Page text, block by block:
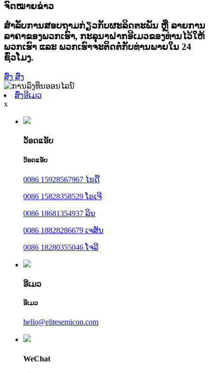
ຈົດໝາຍຂ່າວ
ສຳລັບການສອບຖາມກ່ຽວກັບຜະລິດຕະພັນ ຫຼື ລາຍການ
ລາຄາຂອງພວກເຮົາ, ກະລຸນາຝາກອີເມວຂອງທ່ານໄວ້ໃຫ້
ພວກເຮົາ ແລະ ພວກເຮົາຈະຕິດຕໍ່ກັບທ່ານພາຍໃນ 24
ຊົ່ວໂມງ.
ສົ່ງ ສົ່ງ
ສົ່ງອີເມວ
x
ວັອດແອັບ
ວັອດແອັບ
0086 15928567967 ໄຮດີ້
0086 15828358529 ໂຣເຈີ
0086 18681354937 ລິນ
0086 18828286679 ເຈສັນ
0086 18280355046 ໂຈລີ
ອີເມວ
ອີເມວ
hello@elitesemicon.com
WeChat